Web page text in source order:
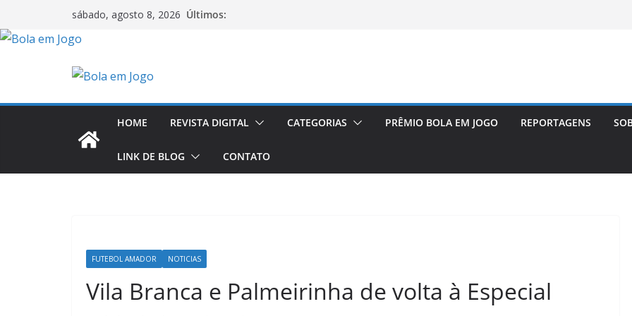
sábado, agosto 8, 2026 Últimos:
HOME REVISTA DIGITAL CATEGORIAS PRÊMIO BOLA EM JOGO REPORTAGENS
LINK DE BLOG CONTATO
FUTEBOL AMADOR NOTICIAS
Vila Branca e Palmeirinha de volta à Especial